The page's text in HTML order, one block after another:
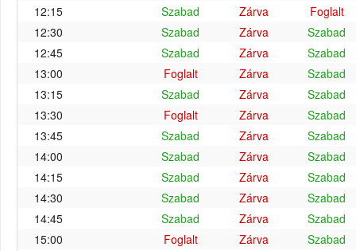
12:15
Szabad Zárva
Foglalt
12:30
Szabad Zárva
Szabad
12:45
Szabad Zárva
Szabad
13:00
Foglalt Zárva
Szabad
13:15
Szabad Zárva
Szabad
13:30
Foglalt Zárva
Szabad
13:45
Szabad Zárva
Szabad
14:00
Szabad Zárva
Szabad
14:15
Szabad Zárva
Szabad
14:30
Szabad Zárva
Szabad
14:45
Szabad Zárva
Szabad
15:00
Foglalt Zárva
Szabad